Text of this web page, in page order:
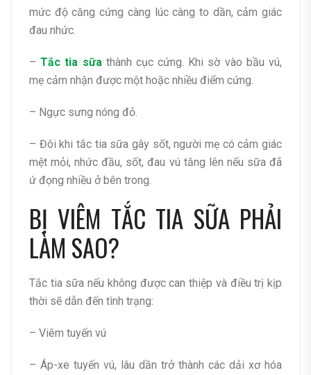
mức độ căng cứng càng lúc càng to dần, cảm giác
đau nhức.
–Tắc tia sữathành cục cứng. Khi sờ vào bầu vú,
mẹ cảm nhận được một hoặc nhiều điểm cứng.
– Ngực sưng nóng đỏ.
– Đôi khi tắc tia sữa gây sốt, người mẹ có cảm giác
mệt mỏi, nhức đầu, sốt, đau vú tăng lên nếu sữa đã
ứ đọng nhiều ở bên trong.
BỊ VIÊM TẮC TIA SỮA PHẢI
LÀM SAO?
Tắc tia sữa nếu không được can thiệp và điều trị kịp
thời sẽ dẫn đến tình trạng:
– Viêm tuyến vú
– Áp-xe tuyến vú, lâu dần trở thành các dải xơ hóa